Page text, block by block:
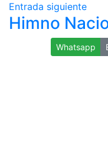
Entrada siguiente
Himno
Whatsapp